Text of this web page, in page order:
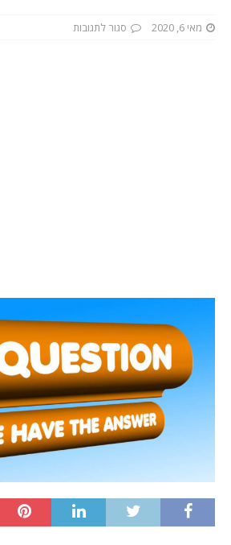
מאי 6, 2020 סגור לתגובות